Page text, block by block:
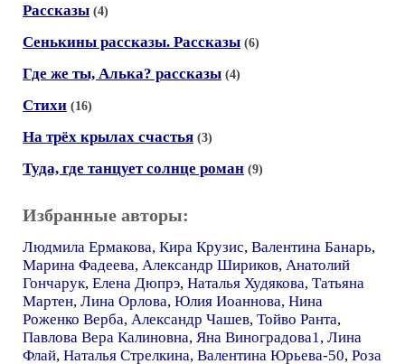
Рассказы (4)
Сенькины рассказы. Рассказы (6)
Где же ты, Алька? рассказы (4)
Стихи (16)
На трёх крылах счастья (3)
Туда, где танцует солнце роман (9)
Избранные авторы:
Людмила Ермакова, Кира Крузис, Валентина Банарь,
Марина Фадеева, Александр Шириков, Анатолий
Гончарук, Елена Дюпрэ, Наталья Худякова, Татьяна
Мартен, Лина Орлова, Юлия Иоаннова, Нина
Роженко Верба, Александр Чашев, Тойво Ранта,
Павлова Вера Калиновна, Яна Виноградова1 , Лина
Флай, Наталья Стрелкина, Валентина Юрьева-50, Роза